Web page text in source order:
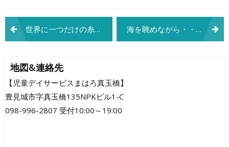
投
稿
ナ
ビ
ゲ
世界に一つだけの糸電話 海を眺めながら・・・
地図&連絡先
【児童デイサービスまはろ真玉橋】
豊見城市字真玉橋135NPKビル1-C
098-996-2807 受付10:00～19:00